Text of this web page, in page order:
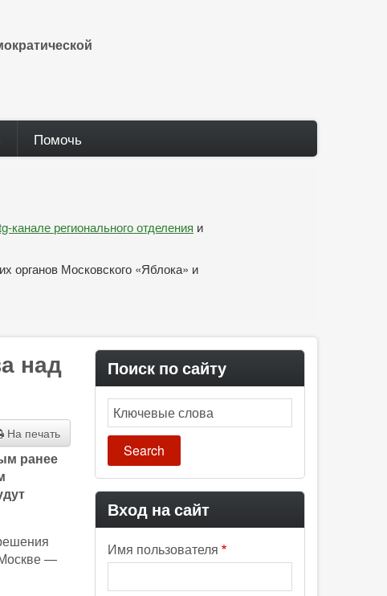
Помочь
канале регионального отделения и
органов Московского «Яблока» и
над
На печать
ранее
—
Поиск по сайту
Search
Вход на сайт
Имя пользователя